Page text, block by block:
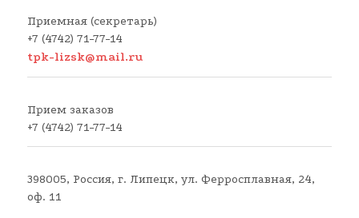
Приемная (секретарь)
+7 (4742) 71-77-14
tpk-lizsk@mail.ru
Прием заказов
+7 (4742) 71-77-14
398005, Россия, г. Липецк, ул. Ферросплавная, 24,
оф. 11